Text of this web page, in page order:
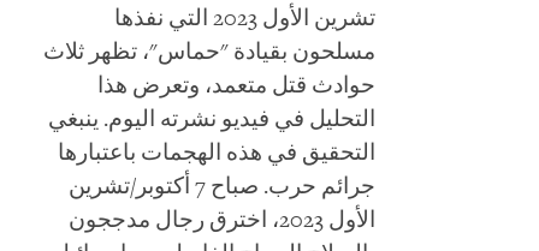
تشرين الأول 2023 التي نفذها
مسلحون بقيادة "حماس"، تظهر ثلاث
حوادث قتل متعمد، وتعرض هذا
التحليل في فيديو نشرته اليوم. ينبغي
التحقيق في هذه الهجمات باعتبارها
جرائم حرب. صباح 7 أكتوبر/تشرين
الأول 2023، اخترق رجال مدججون